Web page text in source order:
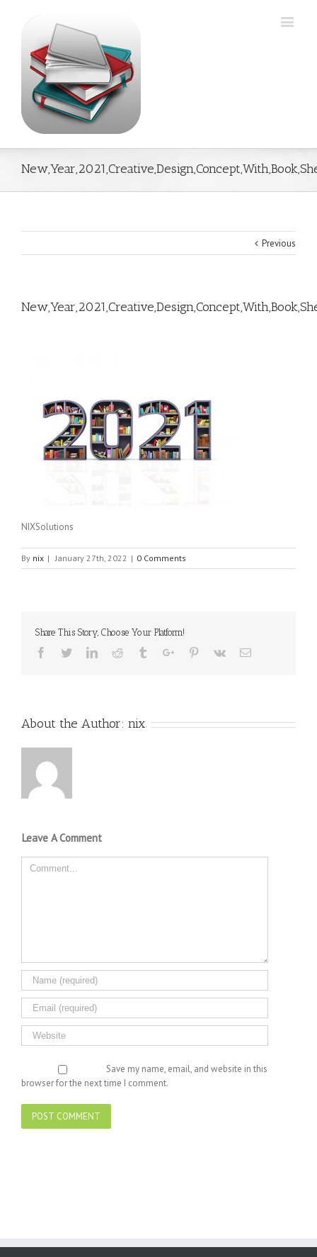
Previous
NIXSolutions
By nix | January 27th, 2022 | 0 Comments
Share This Story, Choose Your Platform!
Facebook
TwitterLinkedinReddit TumblrGoogle+Pinterest
Vk Email
About the Author: nix
Leave A Comment
Comment
Save my name, email, and website in this
browser for the next time I comment.